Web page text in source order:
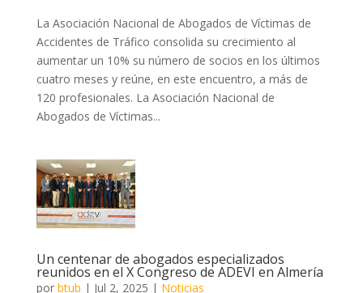
La Asociación Nacional de Abogados de Víctimas de
Accidentes de Tráfico consolida su crecimiento al
aumentar un 10% su número de socios en los últimos
cuatro meses y reúne, en este encuentro, a más de
120 profesionales. La Asociación Nacional de
Abogados de Víctimas...
Un centenar de abogados especializados
reunidos en el X Congreso de ADEVI en Almería
por btub | Jul 2, 2025 | Noticias